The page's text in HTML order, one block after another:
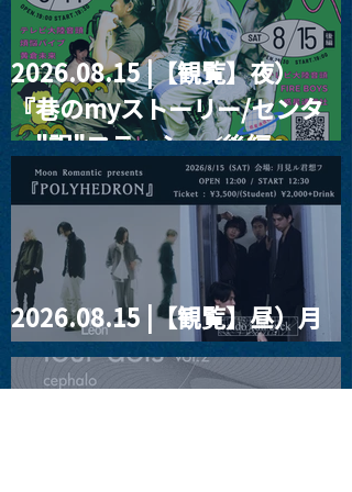
2026.08.15 |【観覧】夜）
『巷のmyストーリー/センタ
ー"訳"フラッシュ⚡️後編』
2026.08.15 |【観覧】昼）月
見ルpre.『POLYHEDRON』